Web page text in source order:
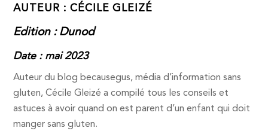
AUTEUR : CÉCILE GLEIZÉ
Edition : Dunod
Date : mai 2023
Auteur du blog becausegus, média d’information sans
gluten, Cécile Gleizé a compilé tous les conseils et
astuces à avoir quand on est parent d’un enfant qui doit
manger sans gluten.